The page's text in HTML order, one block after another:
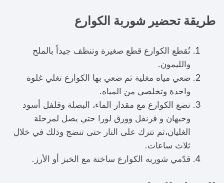
طريقة تحضير شوربة الكوارع
تُقطع الكوارع قطع صغيرة وتنظف جيداً بالملح
والليمون.
ضعي مياه مغلية ثم ضعي بها الكوارع تغلي غلوة
واحدة وتخلصي من المياه.
نضع الكوارع مع مقدار الماء، البصلة وفلفل أسود
وحبهان و قرنفل وورق لورا حتي يصل لمرحلة
الغليان،ثم تترك على النار حتى تنضج وذلك في خلال
ثلاث ساعات.
قدّمي شوربه الكوارع ساخنة مع الخبز أو الأرز.